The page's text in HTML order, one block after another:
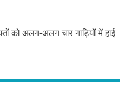
को अलग-अलग चार गाड़ियों में हाई